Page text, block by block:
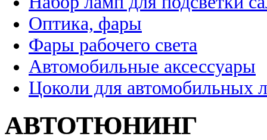
Оптика, фары
Фары рабочего света
Автомобильные аксессуары
Цоколи для автомобильных
АВТОТЮНИНГ